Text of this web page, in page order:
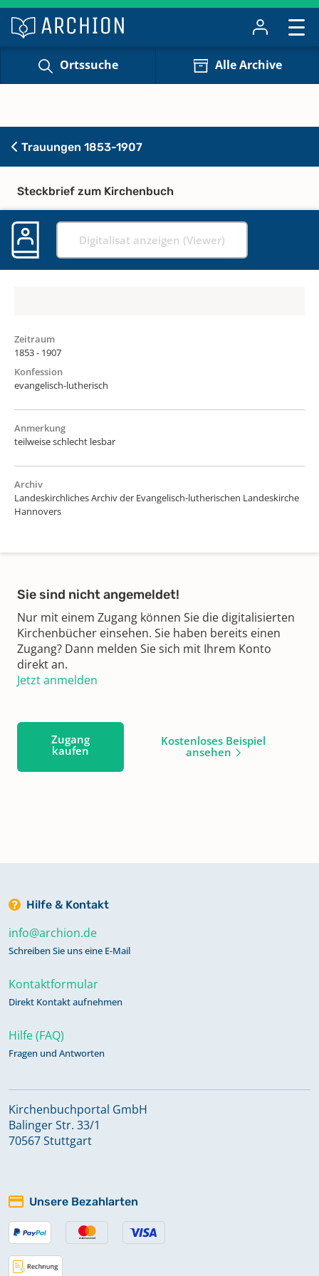
Ortssuche Alle Archive
Trauungen 1853-1907
Steckbrief zum Kirchenbuch
Digitalisat anzeigen (Viewer)
Zeitraum
1853 - 1907
Konfession
evangelisch-lutherisch
Anmerkung
teilweise schlecht lesbar
Archiv
Landeskirchliches Archiv der Evangelisch-lutherischen Landeskirche
Hannovers
Sie sind nicht angemeldet!
Nur mit einem Zugang können Sie die digitalisierten
Kirchenbücher einsehen. Sie haben bereits einen
Zugang? Dann melden Sie sich mit Ihrem Konto
direkt an.
Jetzt anmelden
Zugang
kaufen
Kostenloses Beispiel
ansehen
Hilfe & Kontakt
info@archion.de
Schreiben Sie uns eine E-Mail
Kontaktformular
Direkt Kontakt aufnehmen
Hilfe (FAQ)
Fragen und Antworten
Kirchenbuchportal GmbH
Balinger Str. 33/1
70567 Stuttgart
Unsere Bezahlarten